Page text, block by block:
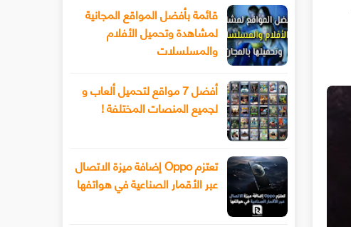
قائمة بأفضل المواقع المجانية
لمشاهدة وتحميل الأفلام
والمسلسلات
أفضل 7 مواقع لتحميل ألعاب و
لجميع المنصات المختلفة !
تعتزم Oppo إضافة ميزة الاتصال
عبر الأقمار الصناعية في هواتفها